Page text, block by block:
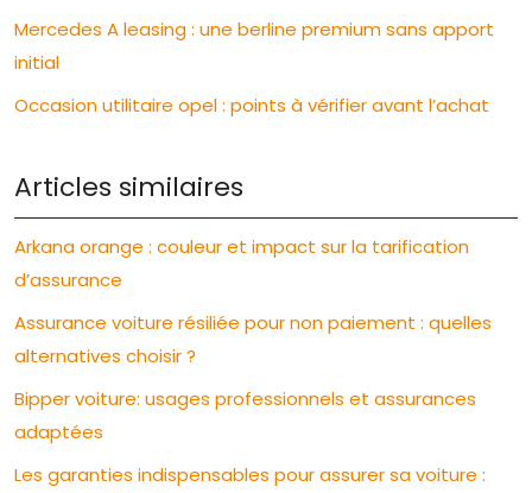
Mercedes A leasing : une berline premium sans apport
initial
Occasion utilitaire opel : points à vérifier avant l’achat
Articles similaires
Arkana orange : couleur et impact sur la tarification
d’assurance
Assurance voiture résiliée pour non paiement : quelles
alternatives choisir ?
Bipper voiture: usages professionnels et assurances
adaptées
Les garanties indispensables pour assurer sa voiture :